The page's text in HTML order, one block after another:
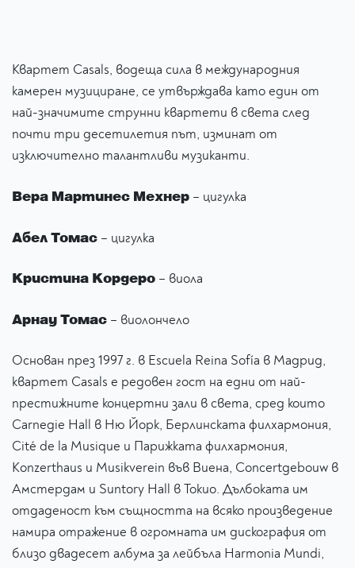
Квартет Casals, водеща сила в международния
камерен музициране, се утвърждава като един от
най-значимите струнни квартети в света след
почти три десетилетия път, изминат от
изключително талантливи музиканти.
Вера Мартинес Мехнер – цигулка
Абел Томас – цигулка
Кристина Кордеро – виола
Арнау Томас – виолончело
Основан през 1997 г. в Escuela Reina Sofía в Мадрид,
квартет Casals е редовен гост на едни от най-
престижните концертни зали в света, сред които
Carnegie Hall в Ню Йорк, Берлинската филхармония,
Cité de la Musique и Парижката филхармония,
Konzerthaus и Musikverein във Виена, Concertgebouw в
Амстердам и Suntory Hall в Токио. Дълбоката им
отдаденост към същността на всяко произведение
намира отражение в огромната им дискография от
близо двадесет албума за лейбъла Harmonia Mundi,